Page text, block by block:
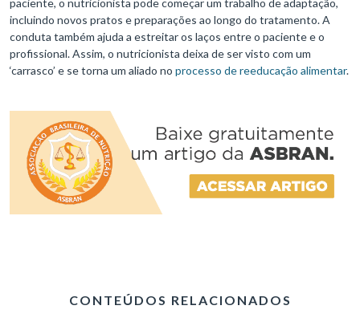
paciente, o nutricionista pode começar um trabalho de adaptação,
incluindo novos pratos e preparações ao longo do tratamento. A
conduta também ajuda a estreitar os laços entre o paciente e o
profissional. Assim, o nutricionista deixa de ser visto com um
‘carrasco’ e se torna um aliado no processo de reeducação alimentar.
CONTEÚDOS RELACIONADOS